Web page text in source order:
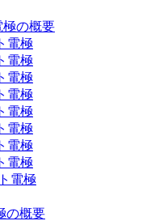
極の概要
電極
電極
電極
電極
電極
電極
電極
電極
電極
の概要